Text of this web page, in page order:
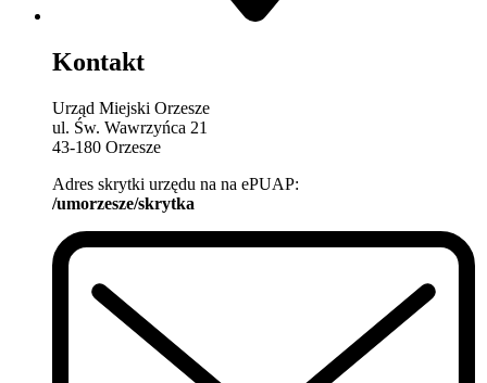
Kontakt
Urząd Miejski Orzesze
ul. Św. Wawrzyńca 21
43-180 Orzesze
Adres skrytki urzędu na na ePUAP:
/umorzesze/skrytka